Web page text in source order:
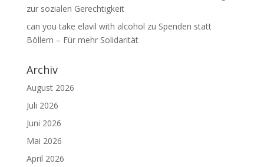
zur sozialen Gerechtigkeit
can you take elavil with alcohol zu Spenden statt
Böllern – Für mehr Solidarität
Archiv
August 2026
Juli 2026
Juni 2026
Mai 2026
April 2026